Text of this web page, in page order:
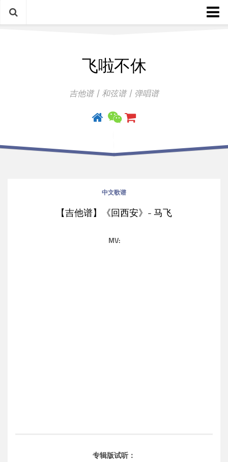
飞啦不休
吉他谱丨和弦谱丨弹唱谱
中文歌谱
【吉他谱】《回西安》- 马飞
MV:
专辑版试听：